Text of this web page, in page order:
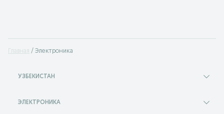
Главная Электроника
УЗБЕКИСТАН
ЭЛЕКТРОНИКА